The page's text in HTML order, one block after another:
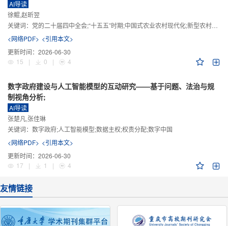
AI导读
徐鲲,赵昕翌
关键词： 党的二十届四中全会;“十五五”时期;中国式农业农村现代化;新型农村集体经济;城乡融合发展;新质生产力
<网络PDF> <引用本文>
更新时间： 2026-06-30
15
| 0 | 4
数字政府建设与人工智能模型的互动研究——基于问题、法治与规
制视角分析;
AI导读
张楚凡,张佳琳
关键词： 数字政府;人工智能模型;数据主权;权责分配;数字中国
<网络PDF> <引用本文>
更新时间： 2026-06-30
17
| 1 | 4
友情链接